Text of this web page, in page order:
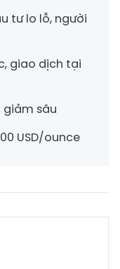
tư lo lỗ, người
giao dịch tại
sâu
USD/ounce